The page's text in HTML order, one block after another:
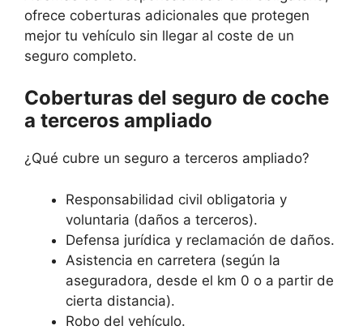
ofrece coberturas adicionales que protegen
mejor tu vehículo sin llegar al coste de un
seguro completo.
Coberturas del seguro de coche
a terceros ampliado
¿Qué cubre un seguro a terceros ampliado?
Responsabilidad civil obligatoria y
voluntaria (daños a terceros).
Defensa jurídica y reclamación de daños.
Asistencia en carretera (según la
aseguradora, desde el km 0 o a partir de
cierta distancia).
Robo del vehículo.